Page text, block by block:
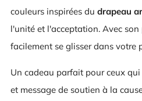
couleurs inspirées du drapeau
l'unité et l'acceptation. Avec
facilement se glisser dans votre
Un cadeau parfait pour ceux
et message de soutien à la